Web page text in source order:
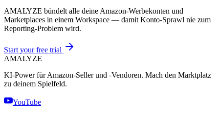
AMALYZE bündelt alle deine Amazon-Werbekonten und
Marketplaces in einem Workspace — damit Konto-Sprawl nie zum
Reporting-Problem wird.
Start your free trial
AMALYZE
KI-Power für Amazon-Seller und -Vendoren. Mach den Marktplatz
zu deinem Spielfeld.
YouTube